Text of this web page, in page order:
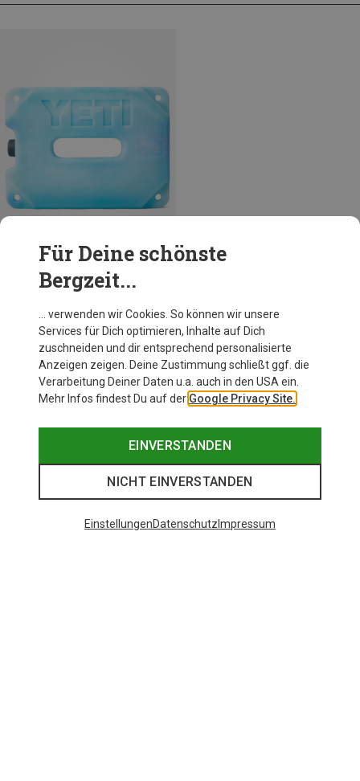
Ice 4lb Kühlakku
ONE SIZE
Für Deine schönste
Bergzeit...
… verwenden wir Cookies. So können wir unsere
Services für Dich optimieren, Inhalte auf Dich
zuschneiden und dir entsprechend personalisierte
Anzeigen zeigen. Deine Zustimmung schließt ggf. die
Verarbeitung Deiner Daten u.a. auch in den USA ein.
Mehr Infos findest Du auf der Google Privacy Site.
EINVERSTANDEN
NICHT EINVERSTANDEN
EinstellungenDatenschutz Impressum